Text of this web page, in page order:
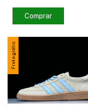
Comprar
Frete grátis